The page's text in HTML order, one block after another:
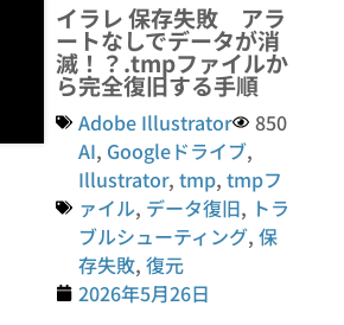
イラレ 保存失敗 アラ
ートなしでデータが消
滅！？.tmpファイルか
ら完全復旧する手順
Adobe Illustrator
850
AI, Googleドライブ,
Illustrator,tmp,tmpフ
ァイル, データ復旧, トラ
ブルシューティング,保
存失敗,復元
2026年5月26日